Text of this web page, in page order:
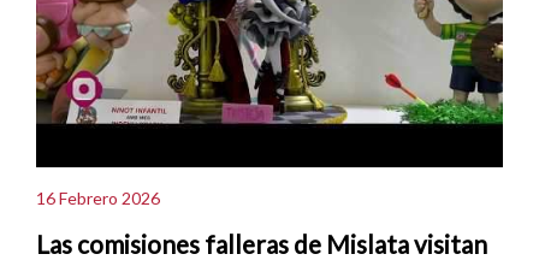
16 Febrero 2026
Las comisiones falleras de Mislata visitan